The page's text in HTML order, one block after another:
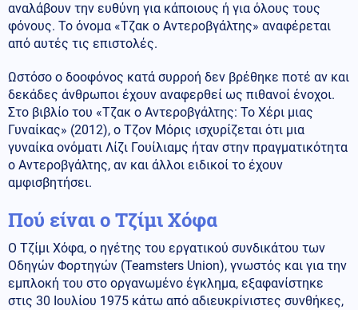
αναλάβουν την ευθύνη για κάποιους ή για όλους τους
φόνους. Το όνομα «Τζακ ο Αντεροβγάλτης» αναφέρεται
από αυτές τις επιστολές.
Ωστόσο ο δοοφόνος κατά συρροή δεν βρέθηκε ποτέ αν και
δεκάδες άνθρωποι έχουν αναφερθεί ως πιθανοί ένοχοι.
Στο βιβλίο του «Τζακ ο Αντεροβγάλτης: Το Χέρι μιας
Γυναίκας» (2012), ο Τζον Μόρις ισχυρίζεται ότι μια
γυναίκα ονόματι Λίζι Γουίλιαμς ήταν στην πραγματικότητα
ο Αντεροβγάλτης, αν και άλλοι ειδικοί το έχουν
αμφισβητήσει.
Πού είναι ο Τζίμι Χόφα
Ο Τζίμι Χόφα, ο ηγέτης του εργατικού συνδικάτου των
Οδηγών Φορτηγών (Teamsters Union), γνωστός και για την
εμπλοκή του στο οργανωμένο έγκλημα, εξαφανίστηκε
στις 30 Ιουλίου 1975 κάτω από αδιευκρίνιστες συνθήκες,